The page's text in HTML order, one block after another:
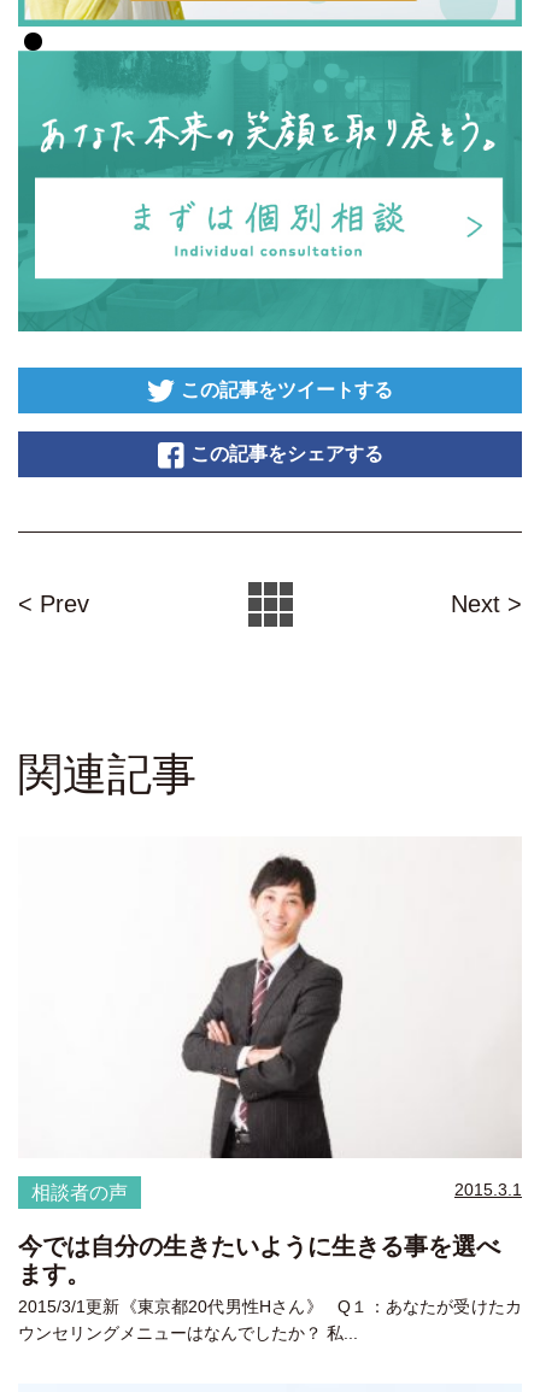
この記事をツイートする
この記事をシェアする
< Prev Next >
関連記事
相談者の声 2015.3.1
今では自分の生きたいように生きる事を選べ
ます。
2015/3/1更新《東京都20代男性Hさん》 Q１：あなたが受けたカ
ウンセリングメニューはなんでしたか？ 私...